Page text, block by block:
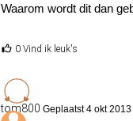
Waarom wordt dit dan
0 Vind ik leuk's
tom800 Geplaatst 4 okt